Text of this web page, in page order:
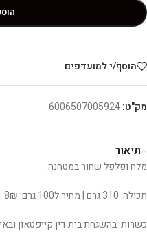
הוסף/י למועדפים
מק"ט:6006507005924
תיאור
מלח ופלפל שחור במטחנה.
תכולה: 310 גרם | מחיר ל100 גרם: 8₪
כשרות: בהשגחת בית דין קייפטאון